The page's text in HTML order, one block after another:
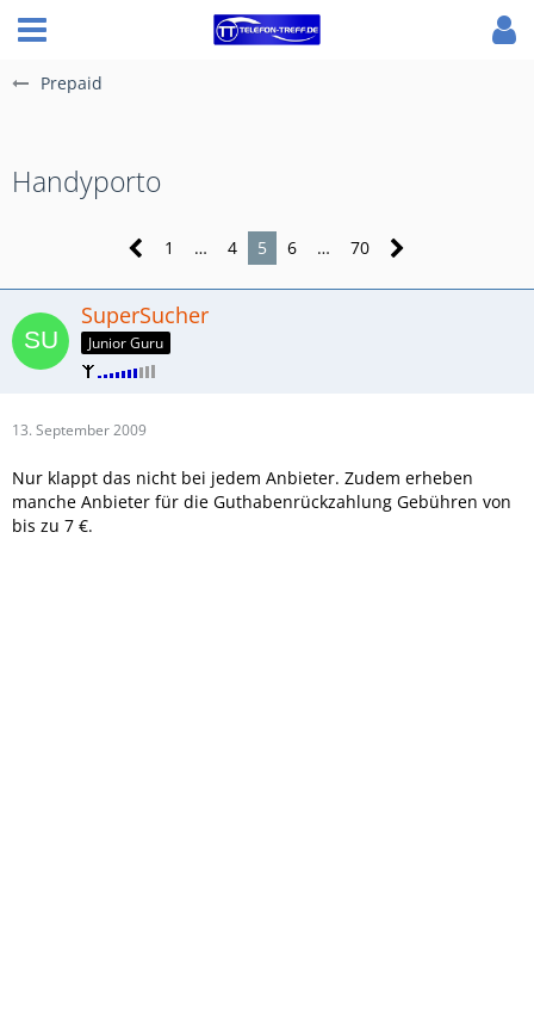
Prepaid
Handyporto
1 … 4 5 6 … 70
SuperSucher
Junior Guru
13. September 2009
Nur klappt das nicht bei jedem Anbieter. Zudem erheben
manche Anbieter für die Guthabenrückzahlung Gebühren von
bis zu 7 €.